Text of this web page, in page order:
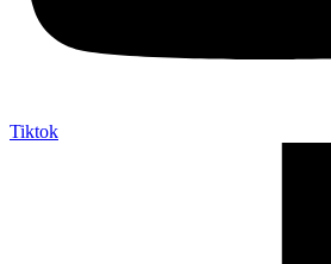
Tiktok